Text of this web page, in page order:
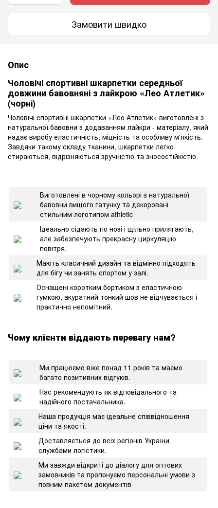
Замовити швидко
Опис
Чоловічі спортивні шкарпетки середньої
довжини бавовняні з лайкрою «Лео Атлетик»
(чорні)
Чоловічі спортивні шкарпетки «Лео Атлетик» виготовлені з
натуральної бавовни з додаванням лайкри - матеріалу, який
надає виробу еластичність, міцність та особливу м'якість.
Завдяки такому складу тканини, шкарпетки легко
стираються, відрізняються зручністю та зносостійкістю.
Виготовлені в чорному кольорі з натуральної
бавовни вищого гатунку та декоровані
стильним логотипом athletic
Ідеально сідають по нозі і щільно прилягають,
але забезпечують прекрасну циркуляцію
повітря.
Мають класичний дизайн та відмінно підходять
для бігу чи занять спортом у залі.
Оснащені коротким бортиком з еластичною
гумкою, акуратний тонкий шов не відчувається і
практично непомітний.
Чому клієнти віддають перевагу нам?
Ми працюємо вже понад 11 років та маємо
багато позитивних відгуків.
Нас рекомендують як відповідального та
надійного постачальника.
Наша продукція має ідеальне співвідношення
ціни та якості.
Доставляється до всіх регіонів України
службами логістики.
Ми завжди відкриті до діалогу для оптових
замовників та пропонуємо персональні умови з
повним пакетом документів